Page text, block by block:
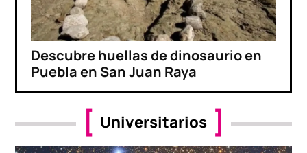
Descubre huellas de dinosaurio en
Puebla en San Juan Raya
Universitarios